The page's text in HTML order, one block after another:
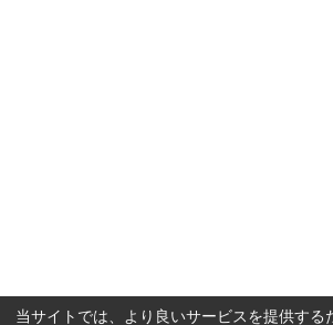
当サイトでは、より良いサービスを提供する